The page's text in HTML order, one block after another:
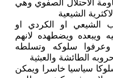
الاحتلال الصفوي وهي
الشيعية
الشيعي او الكردي او
ويبعده ويضطهده لانهم
من 35 عام وعرفوا سلوكه وتسلطه
الطائشة والعبثية
سياسيا خاسرا ويمكن